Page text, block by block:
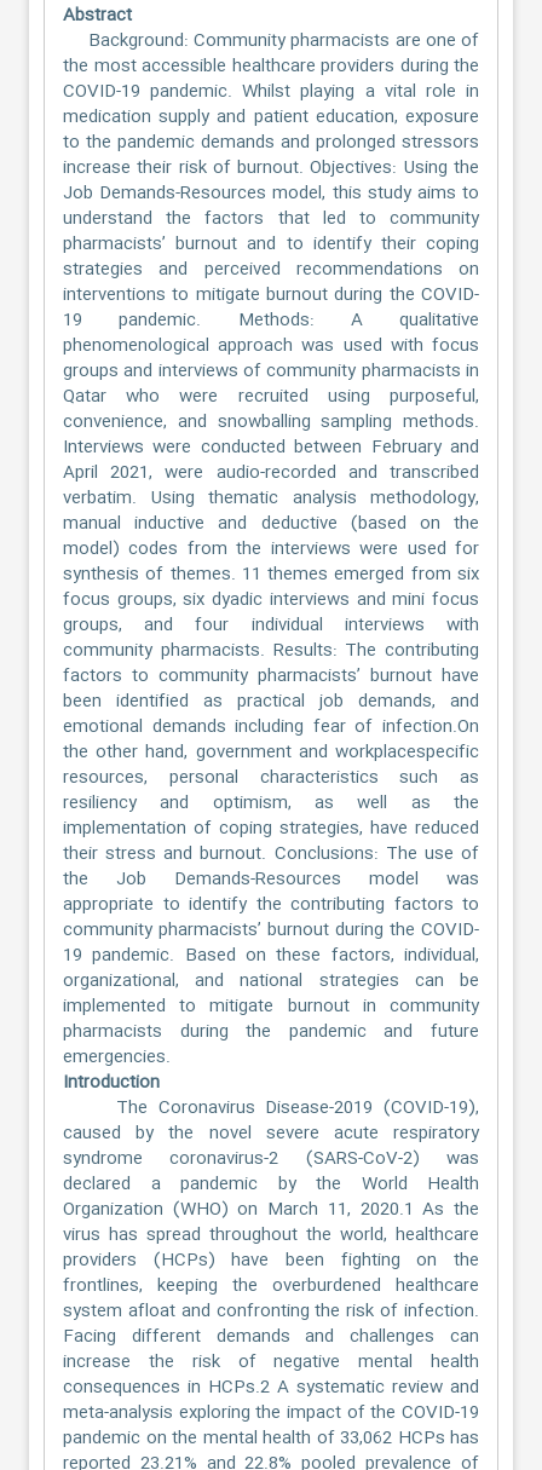
Abstract
Background: Community pharmacists are one of
the most accessible healthcare providers during the
COVID-19 pandemic. Whilst playing a vital role in
medication supply and patient education, exposure
to the pandemic demands and prolonged stressors
increase their risk of burnout. Objectives: Using the
Job Demands-Resources model, this study aims to
understand the factors that led to community
pharmacists’ burnout and to identify their coping
strategies and perceived recommendations on
interventions to mitigate burnout during the COVID-
19 pandemic. Methods: A qualitative
phenomenological approach was used with focus
groups and interviews of community pharmacists in
Qatar who were recruited using purposeful,
convenience, and snowballing sampling methods.
Interviews were conducted between February and
April 2021, were audio-recorded and transcribed
verbatim. Using thematic analysis methodology,
manual inductive and deductive (based on the
model) codes from the interviews were used for
synthesis of themes. 11 themes emerged from six
focus groups, six dyadic interviews and mini focus
groups, and four individual interviews with
community pharmacists. Results: The contributing
factors to community pharmacists’ burnout have
been identified as practical job demands, and
emotional demands including fear of infection.On
the other hand, government and workplacespecific
resources, personal characteristics such as
resiliency and optimism, as well as the
implementation of coping strategies, have reduced
their stress and burnout. Conclusions: The use of
the Job Demands-Resources model was
appropriate to identify the contributing factors to
community pharmacists’ burnout during the COVID-
19 pandemic. Based on these factors, individual,
organizational, and national strategies can be
implemented to mitigate burnout in community
pharmacists during the pandemic and future
emergencies.
Introduction
The Coronavirus Disease-2019 (COVID-19),
caused by the novel severe acute respiratory
syndrome coronavirus-2 (SARS-CoV-2) was
declared a pandemic by the World Health
Organization (WHO) on March 11, 2020.1 As the
virus has spread throughout the world, healthcare
providers (HCPs) have been fighting on the
frontlines, keeping the overburdened healthcare
system afloat and confronting the risk of infection.
Facing different demands and challenges can
increase the risk of negative mental health
consequences in HCPs.2 A systematic review and
meta-analysis exploring the impact of the COVID-19
pandemic on the mental health of 33,062 HCPs has
reported 23.21% and 22.8% pooled prevalence of